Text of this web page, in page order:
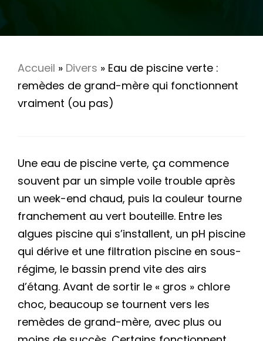
Accueil » Divers » Eau de piscine verte :
remèdes de grand-mère qui fonctionnent
vraiment (ou pas)
Une eau de piscine verte, ça commence
souvent par un simple voile trouble après
un week-end chaud, puis la couleur tourne
franchement au vert bouteille. Entre les
algues piscine qui s’installent, un pH piscine
qui dérive et une filtration piscine en sous-
régime, le bassin prend vite des airs
d’étang. Avant de sortir le « gros » chlore
choc, beaucoup se tournent vers les
remèdes de grand-mère, avec plus ou